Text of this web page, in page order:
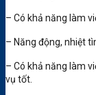
– Có khả năng làm
– Năng động, nhiệt
– Có khả năng làm
vụ tốt.